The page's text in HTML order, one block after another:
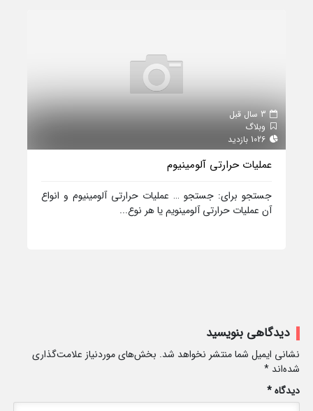
وبلاگ
عملیات حرارتی آلومینیوم
جستجو برای: جستجو … عملیات حرارتی آلومینیوم و انواع
آن عملیات حرارتی آلومینویم یا هر نوع...
دیدگاهی بنویسید
نشانی ایمیل شما منتشر نخواهد شد. بخش‌های موردنیاز علامت‌گذاری
شده‌اند*
دیدگاه*